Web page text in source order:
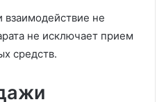
взаимодействие не
не исключает прием
средств.